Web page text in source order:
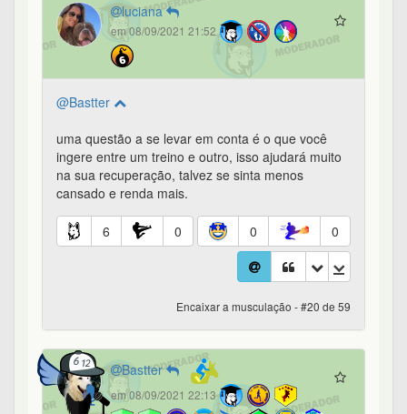
luciana
em 08/09/2021 21:52
@Bastter
uma questão a se levar em conta é o que você
ingere entre um treino e outro, isso ajudará muito
na sua recuperação, talvez se sinta menos
cansado e renda mais.
6 0 0 0
Encaixar a musculação - #20 de 59
Bastter
em 08/09/2021 22:13